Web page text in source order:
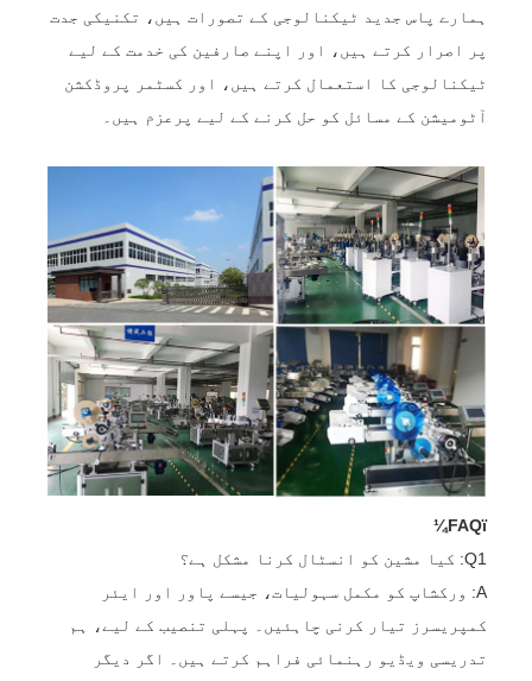
ہمارے پاس جدید ٹیکنالوجی کے تصورات ہیں، تکنیکی جدت
پر اصرار کرتے ہیں، اور اپنے صارفین کی خدمت کے لیے
ٹیکنالوجی کا استعمال کرتے ہیں، اور کسٹمر پروڈکشن
آٹومیشن کے مسائل کو حل کرنے کے لیے پرعزم ہیں۔
FAQï¼
Q1: کیا مشین کو انسٹال کرنا مشکل ہے؟
A: ورکشاپ کو مکمل سہولیات، جیسے پاور اور ایئر
کمپریسرز تیار کرنی چاہئیں۔ پہلی تنصیب کے لیے، ہم
تدریسی ویڈیو رہنمائی فراہم کرتے ہیں۔ اگر دیگر